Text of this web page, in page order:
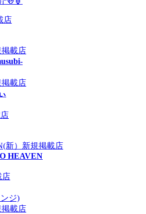
店
掲載店
掲載店
新規掲載店
HEAVEN
店
ジ)
掲載店